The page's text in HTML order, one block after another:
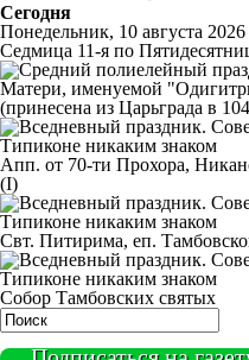
Сегодня
Понедельник, 10 августа 2026
Седмица 11-я по
Матери, именуемой
(принесена из Царьграда в
Апп. от 70-ти Прохора,
(I)
Свт. Питирима, еп.
Собор Тамбовских святых